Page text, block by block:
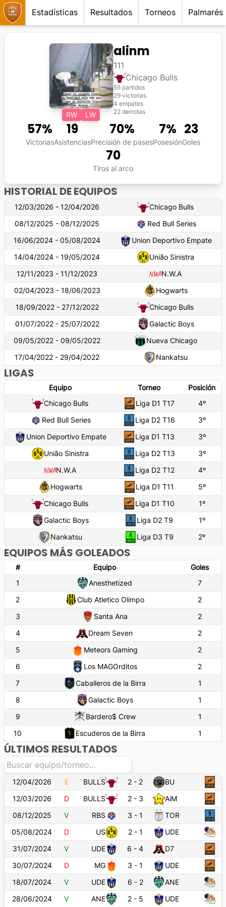
Estadísticas Resultados Torneos Palmarés
RW LW
alinm
111
Chicago Bulls
55 partidos
29 victorias
4 empates
22 derrotas
57%
Victorias
19
Asistencias
70%
Precisión de pases
7%
Posesión
23
Goles
70
Tiros al arco
HISTORIAL DE EQUIPOS
12/03/2026 - 12/04/2026
Chicago Bulls
08/12/2025 - 08/12/2025
Red Bull Series
16/06/2024 - 05/08/2024
Union Deportivo Empate
14/04/2024 - 19/05/2024
União Sinistra
12/11/2023 - 11/12/2023
N.W.A
02/04/2023 - 18/06/2023
Hogwarts
18/09/2022 - 27/12/2022
Chicago Bulls
01/07/2022 - 25/07/2022
Galactic Boys
09/05/2022 - 09/05/2022
Nueva Chicago
17/04/2022 - 29/04/2022
Nankatsu
LIGAS
Equipo Torneo
Posición
Chicago Bulls
Liga D1 T17 4º
Red Bull Series
Liga D2 T16 3º
Union Deportivo Empate
Liga D1 T13 3º
União Sinistra
Liga D2 T13 3º
N.W.A
Liga D2 T12 4º
Hogwarts
Liga D1 T11 5º
Chicago Bulls
Liga D1 T10 1º
Galactic Boys
Liga D2 T9 1º
Nankatsu
Liga D3 T9 2º
EQUIPOS MÁS GOLEADOS
# Equipo
Goles
1
Anesthetized
7
2
Club Atletico Olimpo
2
3
Santa Ana
2
4
Dream Seven
2
5
Meteors Gaming
2
6
Los MAGOrditos
2
7
Caballeros de la Birra
1
8
Galactic Boys
1
9
Bardero$ Crew
1
10
Escuderos de la Birra 1
ÚLTIMOS RESULTADOS
12/04/2026 E BULLS 2 - 2
BU
12/03/2026
D BULLS 2- 3
AiM
08/12/2025
V RBS 3 - 1
TOR
05/08/2024
D US 2- 1
UDE
31/07/2024
V UDE 6 - 4
D7
30/07/2024
D MG 3 - 1
UDE
18/07/2024
V UDE 6 - 2
ANE
28/06/2024
V ANE 2- 5 UDE